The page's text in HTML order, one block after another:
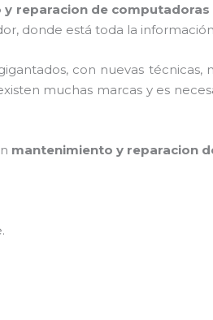
reparacion de
donde está toda la
con nuevas técnicas,
muchas marcas y es
mantenimiento y reparacion
.